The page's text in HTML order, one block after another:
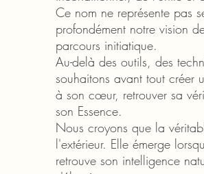
Ce nom ne représente pas
profondément notre vision
parcours initiatique.
Au-delà des outils, des
souhaitons avant tout créer
à son cœur, retrouver sa
son Essence.
Nous croyons que la
l'extérieur. Elle émerge
retrouve son intelligence